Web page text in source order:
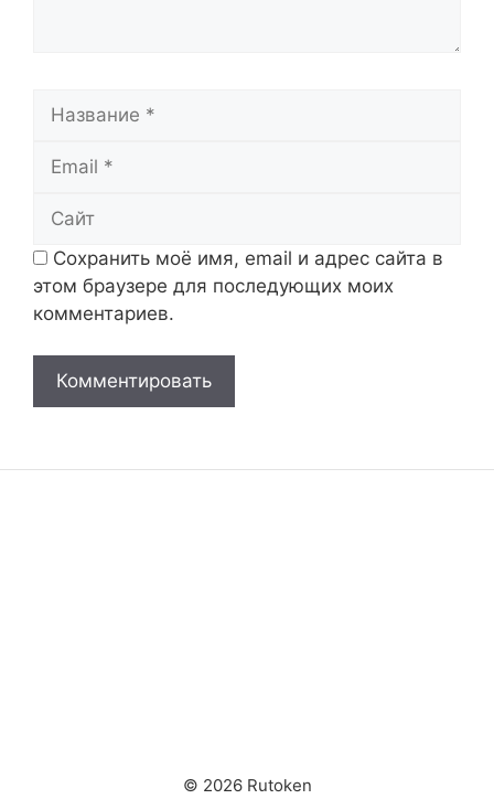
Сохранить моё имя, email и адрес сайта в
этом браузере для последующих моих
комментариев.
© 2026 Rutoken